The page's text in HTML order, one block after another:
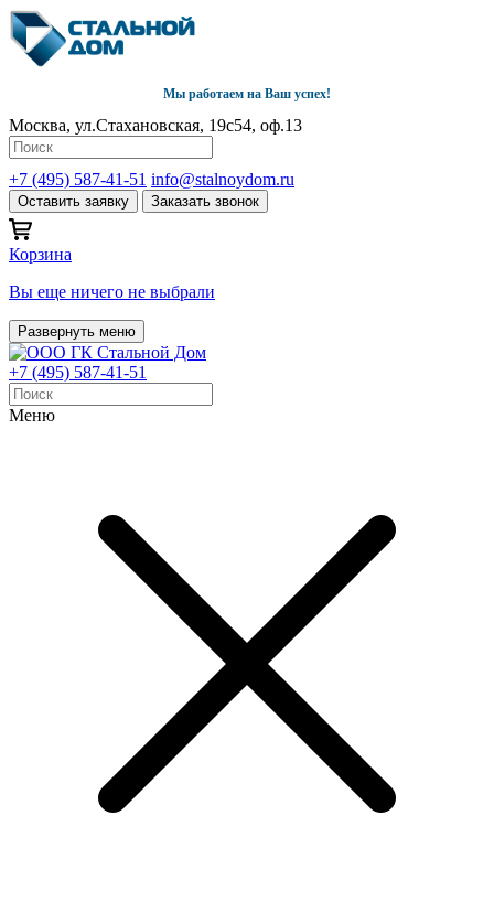
Мы работаем на Ваш успех!
Москва, ул.Стахановская, 19с54, оф.13
+7 (495) 587-41-51 info@stalnoydom.ru
Оставить заявку Заказать звонок
Корзина
Вы еще ничего не выбрали
Развернуть меню
+7 (495) 587-41-51
Меню